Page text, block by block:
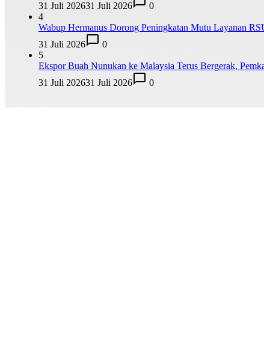
31 Juli 202631 Juli 2026
0
4
Wabup Hermanus Dorong Peningkatan Mutu Layanan
31 Juli 2026
0
5
Ekspor Buah Nunukan ke Malaysia Terus Bergerak,
31 Juli 202631 Juli 2026 0